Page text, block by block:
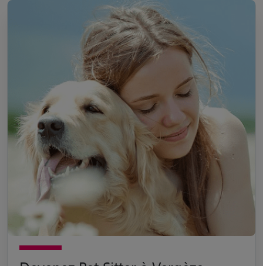
Devenez Pet Sitter à Vergèze
Passionné par les animaux de compagnie ? Devenez pet sitter